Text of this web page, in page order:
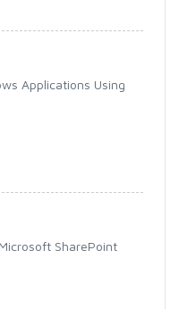
Applications Using
SharePoint